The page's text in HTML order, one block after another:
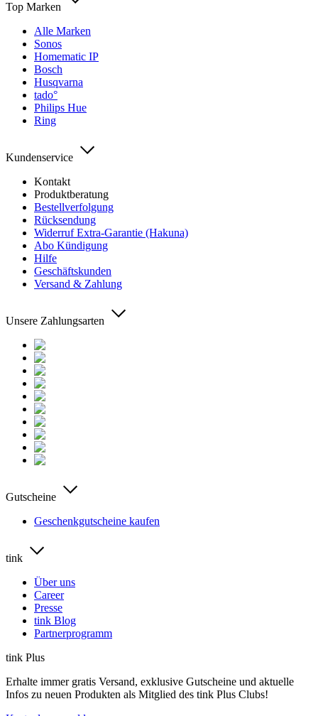
Top Marken
Alle Marken
Sonos
Homematic IP
Bosch
Husqvarna
tado°
Philips Hue
Ring
Kundenservice
Kontakt
Produktberatung
Bestellverfolgung
Rücksendung
Widerruf Extra-Garantie (Hakuna)
Abo Kündigung
Hilfe
Geschäftskunden
Versand & Zahlung
Unsere Zahlungsarten
Gutscheine
Geschenkgutscheine kaufen
tink
Über uns
Career
Presse
tink Blog
Partnerprogramm
tink Plus
Erhalte immer gratis Versand, exklusive Gutscheine und aktuelle
Infos zu neuen Produkten als Mitglied des tink Plus Clubs!